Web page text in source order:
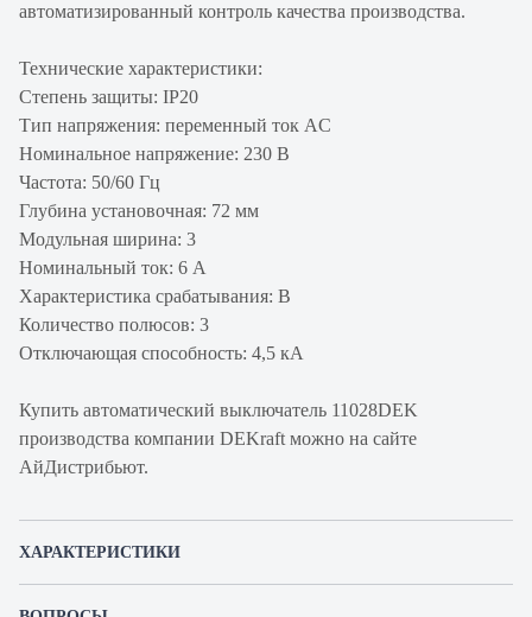
автоматизированный контроль качества производства.
Технические характеристики:
Степень защиты: IP20
Тип напряжения: переменный ток AC
Номинальное напряжение: 230 В
Частота: 50/60 Гц
Глубина установочная: 72 мм
Модульная ширина: 3
Номинальный ток: 6 А
Характеристика срабатывания: B
Количество полюсов: 3
Отключающая способность: 4,5 кА
Купить автоматический выключатель 11028DEK
производства компании DEKraft можно на сайте
АйДистрибьют.
ХАРАКТЕРИСТИКИ